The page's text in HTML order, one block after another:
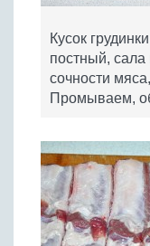
Кусок
постный, сала
сочности
Промываем,